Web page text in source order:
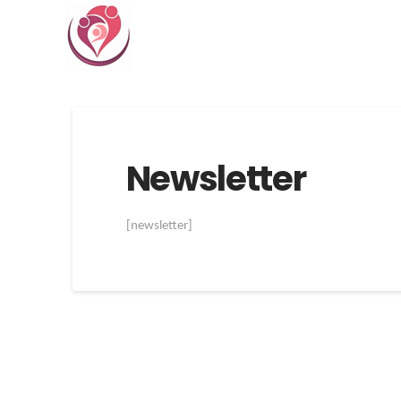
Newsletter
[newsletter]